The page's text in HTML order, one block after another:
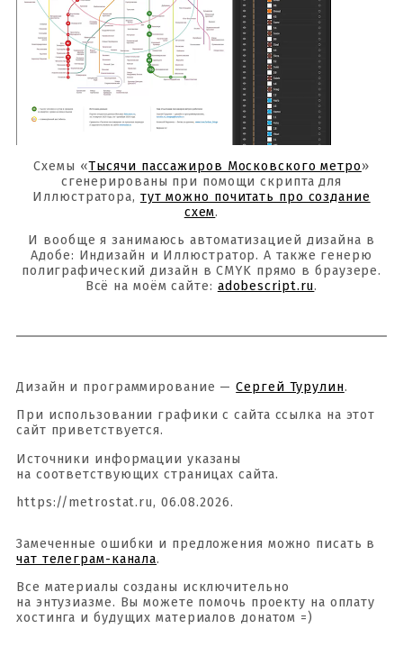
Схемы «Тысячи пассажиров Московского метро»
сгенерированы при помощи скрипта для
Иллюстратора, тут можно почитать про создание
схем.
И вообще я занимаюсь автоматизацией дизайна в
Адобе: Индизайн и Иллюстратор. А также генерю
полиграфический дизайн в CMYK прямо в браузере.
Всё на моём сайте: adobescript.ru.
Дизайн и программирование —Сергей Турулин.
При использовании графики с сайта ссылка на этот
сайт приветствуется.
Источники информации указаны
на соответствующих страницах сайта.
https://metrostat.ru, 06.08.2026.
Замеченные ошибки и предложения можно писать в
чат телеграм-канала.
Все материалы созданы исключительно
на энтузиазме. Вы можете помочь проекту на оплату
хостинга и будущих материалов донатом =)